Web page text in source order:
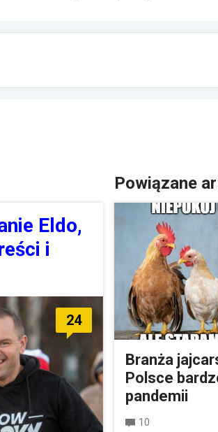
Eldo,
i
24
Powiązane
Branża
Polsce
pandemii
10